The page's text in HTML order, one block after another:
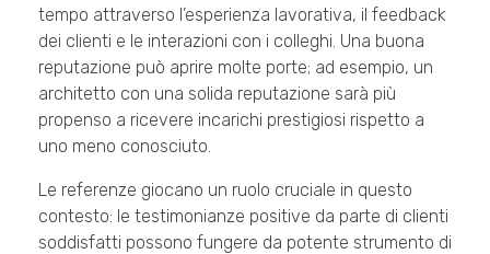
tempo attraverso l’esperienza lavorativa, il feedback
dei clienti e le interazioni con i colleghi. Una buona
reputazione può aprire molte porte; ad esempio, un
architetto con una solida reputazione sarà più
propenso a ricevere incarichi prestigiosi rispetto a
uno meno conosciuto.
Le referenze giocano un ruolo cruciale in questo
contesto: le testimonianze positive da parte di clienti
soddisfatti possono fungere da potente strumento di